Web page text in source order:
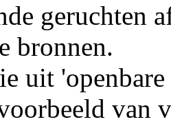
geruchten
bronnen.
uit
van